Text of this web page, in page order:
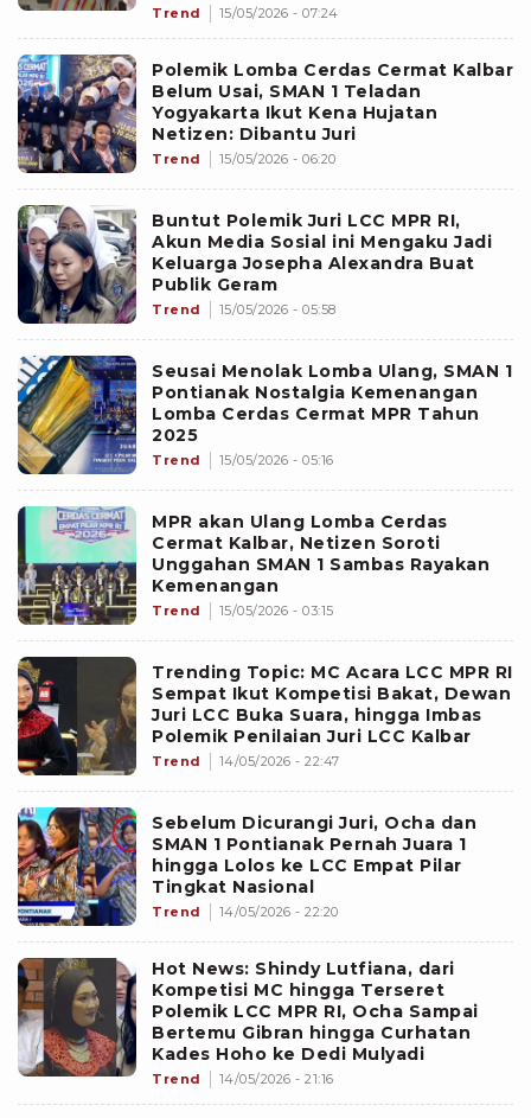
Trend 15/05/2026 - 07:24
Polemik Lomba Cerdas Cermat Kalbar
Belum Usai, SMAN 1 Teladan
Yogyakarta Ikut Kena Hujatan
Netizen: Dibantu Juri
Trend 15/05/2026 - 06:20
Buntut Polemik Juri LCC MPR RI,
Akun Media Sosial ini Mengaku Jadi
Keluarga Josepha Alexandra Buat
Publik Geram
Trend 15/05/2026 - 05:58
Seusai Menolak Lomba Ulang, SMAN 1
Pontianak Nostalgia Kemenangan
Lomba Cerdas Cermat MPR Tahun
2025
Trend 15/05/2026 - 05:16
MPR akan Ulang Lomba Cerdas
Cermat Kalbar, Netizen Soroti
Unggahan SMAN 1 Sambas Rayakan
Kemenangan
Trend 15/05/2026 - 03:15
Trending Topic: MC Acara LCC MPR RI
Sempat Ikut Kompetisi Bakat, Dewan
Juri LCC Buka Suara, hingga Imbas
Polemik Penilaian Juri LCC Kalbar
Trend 14/05/2026 - 22:47
Sebelum Dicurangi Juri, Ocha dan
SMAN 1 Pontianak Pernah Juara 1
hingga Lolos ke LCC Empat Pilar
Tingkat Nasional
Trend 14/05/2026 - 22:20
Hot News: Shindy Lutfiana, dari
Kompetisi MC hingga Terseret
Polemik LCC MPR RI, Ocha Sampai
Bertemu Gibran hingga Curhatan
Kades Hoho ke Dedi Mulyadi
Trend 14/05/2026 - 21:16